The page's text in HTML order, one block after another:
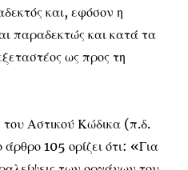
και, εφόσον η
παραδεκτώς και κατά τα
ως προς τη
Αστικού Κώδικα (π.δ.
105 ορίζει ότι: «Για